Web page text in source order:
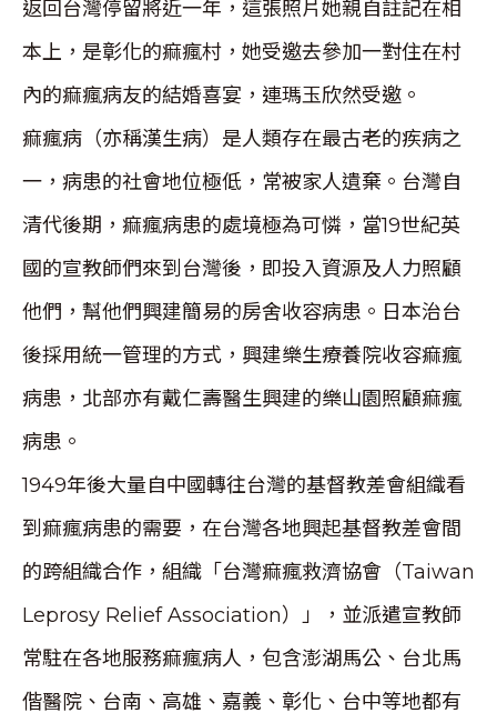
返回台灣停留將近一年，這張照片她親自註記在相
本上，是彰化的痲瘋村，她受邀去參加一對住在村
內的痲瘋病友的結婚喜宴，連瑪玉欣然受邀。
痲瘋病（亦稱漢生病）是人類存在最古老的疾病之
一，病患的社會地位極低，常被家人遺棄。台灣自
清代後期，痲瘋病患的處境極為可憐，當19世紀英
國的宣教師們來到台灣後，即投入資源及人力照顧
他們，幫他們興建簡易的房舍收容病患。日本治台
後採用統一管理的方式，興建樂生療養院收容痲瘋
病患，北部亦有戴仁壽醫生興建的樂山園照顧痲瘋
病患。
1949年後大量自中國轉往台灣的基督教差會組織看
到痲瘋病患的需要，在台灣各地興起基督教差會間
的跨組織合作，組織「台灣痲瘋救濟協會（Taiwan
Leprosy Relief Association）」，並派遣宣教師
常駐在各地服務痲瘋病人，包含澎湖馬公、台北馬
偕醫院、台南、高雄、嘉義、彰化、台中等地都有